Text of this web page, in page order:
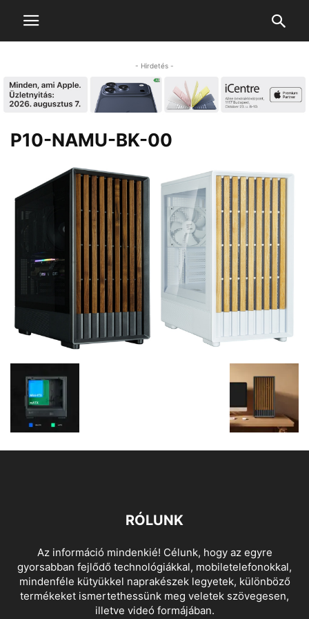
- Hirdetés -
P10-NAMU-BK-00
RÓLUNK
Az információ mindenkié! Célunk, hogy az egyre
gyorsabban fejlődő technológiákkal, mobiletelefonokkal,
mindenféle kütyükkel naprakészek legyetek, különböző
termékeket ismertethessünk meg veletek szövegesen,
illetve videó formájában.